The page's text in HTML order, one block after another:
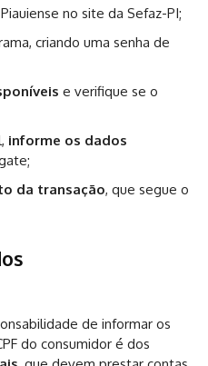
no site da Sefaz-PI;
criando uma senha de
e verifique se o
informe os dados
da transação, que segue o
de informar os
do consumidor é dos